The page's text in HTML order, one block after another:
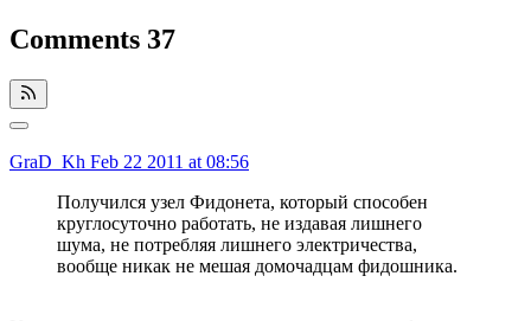
Comments 37
GraD_Kh Feb 22 2011 at 08:56
Получился узел Фидонета, который способен
круглосуточно работать, не издавая лишнего
шума, не потребляя лишнего электричества,
вообще никак не мешая домочадцам фидошника.